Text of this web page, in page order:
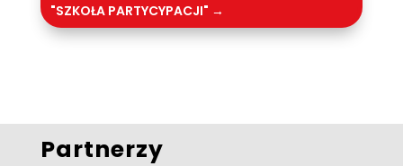
"SZKOŁA PARTYCYPACJI" →
Partnerzy